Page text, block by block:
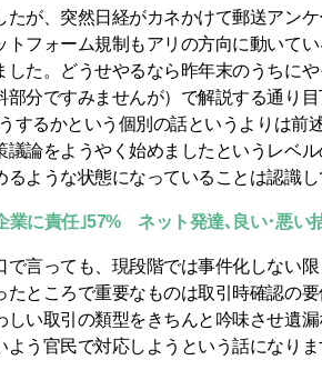
が、突然日経がカネかけて郵送アン
トフォーム規制もアリの方向に動いて
した。どうせやるなら昨年末のうちに
部分ですみませんが）で解説する通り
するかという個別の話というよりは前
議論をようやく始めましたというレベ
るような状態になっていることは認識
業に責任｣57% ネット発達､良い･悪い
言っても、現段階では事件化しない
たところで重要なものは取引時確認の
しい取引の類型をきちんと吟味させ遺
よう官民で対応しようという話になり